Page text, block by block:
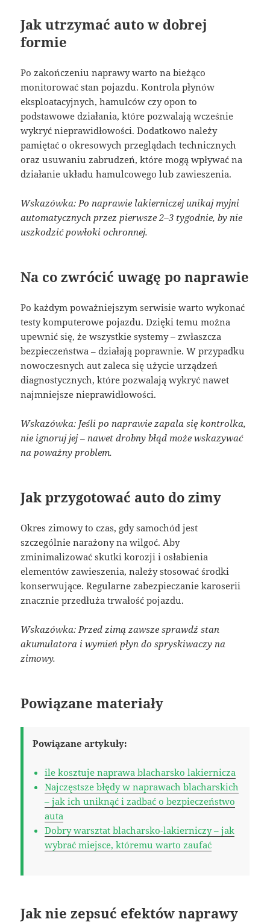
Jak utrzymać auto w dobrej
formie
Po zakończeniu naprawy warto na bieżąco
monitorować stan pojazdu. Kontrola płynów
eksploatacyjnych, hamulców czy opon to
podstawowe działania, które pozwalają wcześnie
wykryć nieprawidłowości. Dodatkowo należy
pamiętać o okresowych przeglądach technicznych
oraz usuwaniu zabrudzeń, które mogą wpływać na
działanie układu hamulcowego lub zawieszenia.
Wskazówka: Po naprawie lakierniczej unikaj myjni
automatycznych przez pierwsze 2–3 tygodnie, by nie
uszkodzić powłoki ochronnej.
Na co zwrócić uwagę po naprawie
Po każdym poważniejszym serwisie warto wykonać
testy komputerowe pojazdu. Dzięki temu można
upewnić się, że wszystkie systemy – zwłaszcza
bezpieczeństwa – działają poprawnie. W przypadku
nowoczesnych aut zaleca się użycie urządzeń
diagnostycznych, które pozwalają wykryć nawet
najmniejsze nieprawidłowości.
Wskazówka: Jeśli po naprawie zapala się kontrolka,
nie ignoruj jej – nawet drobny błąd może wskazywać
na poważny problem.
Jak przygotować auto do zimy
Okres zimowy to czas, gdy samochód jest
szczególnie narażony na wilgoć. Aby
zminimalizować skutki korozji i osłabienia
elementów zawieszenia, należy stosować środki
konserwujące. Regularne zabezpieczanie karoserii
znacznie przedłuża trwałość pojazdu.
Wskazówka: Przed zimą zawsze sprawdź stan
akumulatora i wymień płyn do spryskiwaczy na
zimowy.
Powiązane materiały
Powiązane artykuły:
ile kosztuje naprawa blacharsko lakiernicza
Najczęstsze błędy w naprawach blacharskich
– jak ich uniknąć i zadbać o bezpieczeństwo
auta
Dobry warsztat blacharsko-lakierniczy – jak
wybrać miejsce, któremu warto zaufać
Jak nie zepsuć efektów naprawy